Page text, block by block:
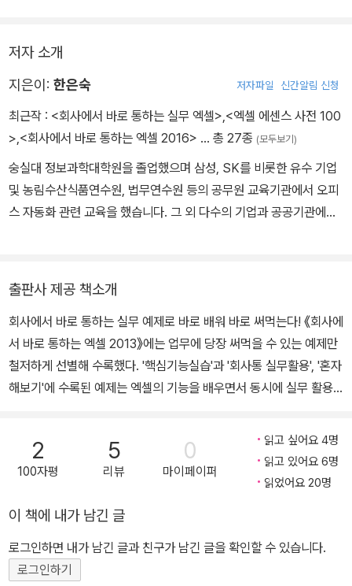
저자 소개
지은이: 한은숙 저자파일 신간알림 신청
최근작 : <회사에서 바로 통하는 실무 엑셀>,<엑셀 에센스 사전 100
>,<회사에서 바로 통하는 엑셀 2016> … 총 27종 (모두보기)
숭실대 정보과학대학원을 졸업했으며 삼성, SK를 비롯한 유수 기업
및 농림수산식품연수원, 법무연수원 등의 공무원 교육기관에서 오피
스 자동화 관련 교육을 했습니다. 그 외 다수의 기업과 공공기관에서
바로 통하는 엑셀 2016》(한빛미디어, 2017), 《회사에서 바로 통하
는 엑셀 2013》(한빛미디어, 2014), 《직장인을 위한 실무 엑셀》(길
벗, 2012), 《회사에서 바로 통하는 엑셀 2010》(한빛미디어, 2011),
《한은숙의 Must Have 엑셀 2007을 가져라》(성안당, 2009), 《IT
CookBook 엑셀과 파워포인트 2007 실무와 활용》(한빛아카데미,
07), 《회사에서 바로 통하는 엑셀 2003》(한빛미디어, 2005) 등이
있습니다.
출판사 제공 책소개
회사에서 바로 통하는 실무 예제로 바로 배워 바로 써먹는다! 《회사에
서 바로 통하는 엑셀 2013》에는 업무에 당장 써먹을 수 있는 예제만
철저하게 선별해 수록했다. '핵심기능실습'과 '회사통 실무활용', '혼자
해보기'에 수록된 예제는 엑셀의 기능을 배우면서 동시에 실무 활용
서나 사용되는 표준 문서이므로 미리 알아두면 업무 능력 향상에 큰
도움이 된다. .3단계 학습법이 회사에서 바로 통하는 이유 하나. '핵심
기능실습'으로 엑셀 기본 기능을 빠르게 익힌다! 엑셀을 다루는 데 반
기능까지 빠르게 익혀 엑셀을 능숙하게 다룰 수 있도록 도와준다. 엑
셀 업무 시 궁금한 부분이 있다면 그때그때 해당 기능을 찾아 익혀보
자. 둘. '회사통 실무활용'으로 업무 활용 능력을 업그레이드한다! 회
2
100자평
5
리뷰
0
마이페이퍼
읽고 싶어요 4명
읽고 있어요 6명
읽었어요 20명
이 책에 내가 남긴 글
로그인하면 내가 남긴 글과 친구가 남긴 글을 확인할 수 있습니다.
로그인하기